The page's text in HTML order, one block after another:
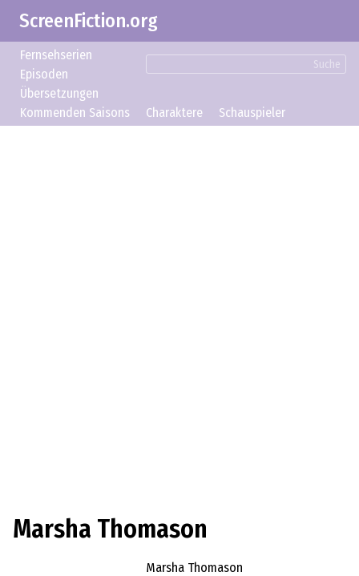
ScreenFiction.org
Suche
Fernsehserien
Episoden
Übersetzungen
Kommenden Saisons
Charaktere Schauspieler
Marsha Thomason
Marsha Thomason